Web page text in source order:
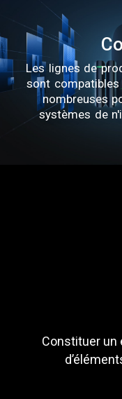
Les lignes de
sont
nombreuses
systèmes de
Constituer un